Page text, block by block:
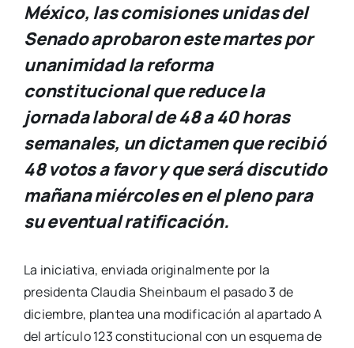
México, las comisiones unidas del
Senado aprobaron este martes por
unanimidad la reforma
constitucional que reduce la
jornada laboral de 48 a 40 horas
semanales, un dictamen que recibió
48 votos a favor y que será discutido
mañana miércoles en el pleno para
su eventual ratificación.
La iniciativa, enviada originalmente por la
presidenta Claudia Sheinbaum el pasado 3 de
diciembre, plantea una modificación al apartado A
del artículo 123 constitucional con un esquema de